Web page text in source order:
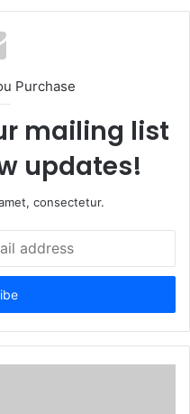
Purchase
mailing list
updates!
consectetur.